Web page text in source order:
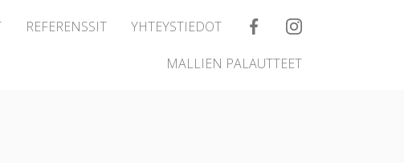
REFERENSSIT YHTEYSTIEDOT
MALLIEN PALAUTTEET